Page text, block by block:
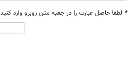
* لطفا حاصل عبارت را در جعبه متن روبرو وارد کنید